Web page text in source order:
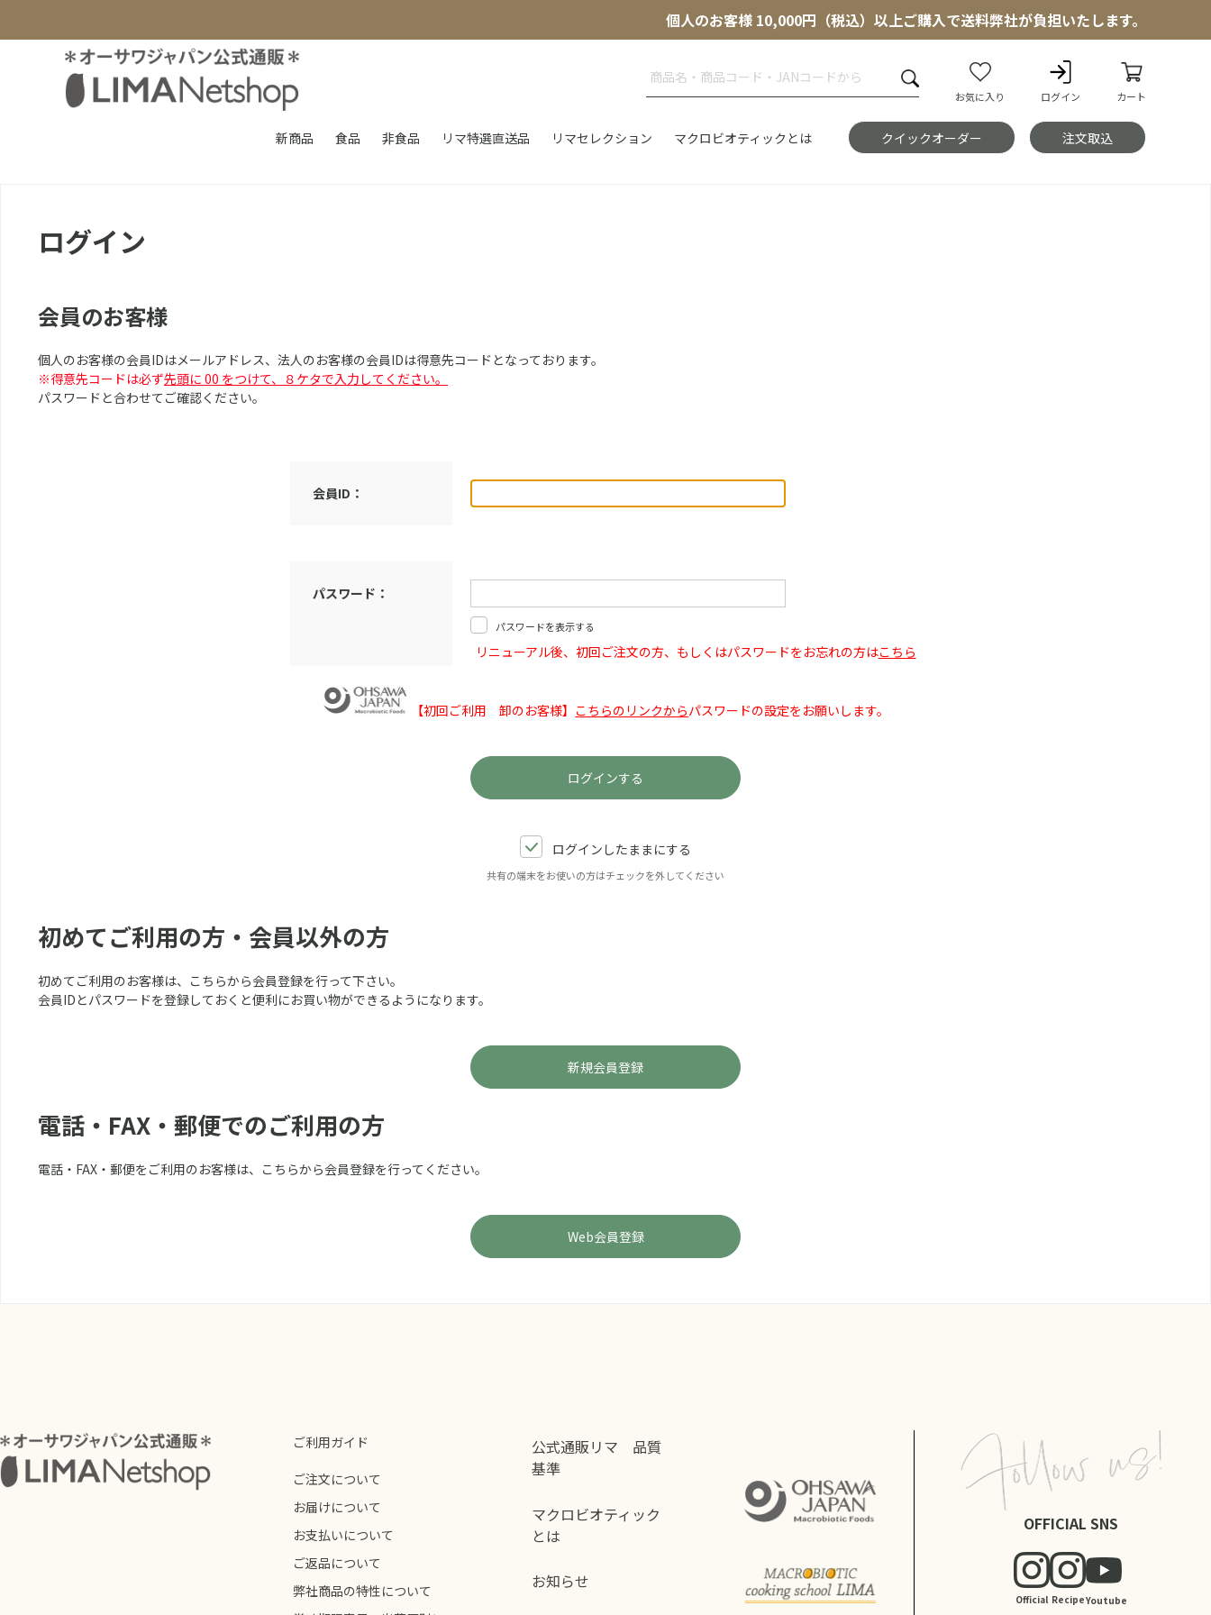
個人のお客様 10,000円（税込）以上ご購入で送料弊社が負担いたします。
お気に入り ログイン カート
新商品 食品 非食品 リマ特選直送品 リマセレクション マクロビオティックとは クイックオーダー 注文取込
ログイン
会員のお客様
個人のお客様の会員IDはメールアドレス、法人のお客様の会員IDは得意先コードとなっております。
※得意先コードは必ず先頭に 00 をつけて、８ケタで入力してください。
パスワードと合わせてご確認ください。
会員ID：
パスワード：
パスワードを表示する
リニューアル後、初回ご注文の方、もしくはパスワードをお忘れの方はこちら
【初回ご利用 卸のお客様】 こちらのリンクからパスワードの設定をお願いします。
ログインしたままにする
共有の端末をお使いの方はチェックを外してください
初めてご利用の方・会員以外の方
初めてご利用のお客様は、こちらから会員登録を行って下さい。
会員IDとパスワードを登録しておくと便利にお買い物ができるようになります。
電話・FAX・郵便でのご利用の方
電話・FAX・郵便をご利用のお客様は、こちらから会員登録を行ってください。
ご利用ガイド
ご注文について
お届けについて
お支払いについて
ご返品について
弊社商品の特性について
公式通販リマ 品質
基準
マクロビオティック
とは
お知らせ
OFFICIAL SNS
Official RecipeYoutube